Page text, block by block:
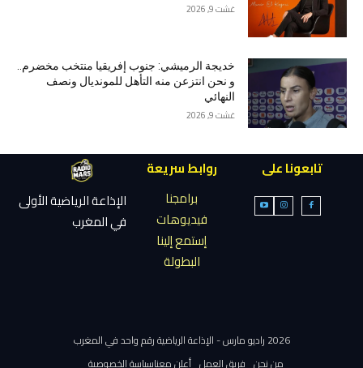
غشت 9, 2026
خديجة الرميشي: جنوب إفريقيا منتخب مخضرم..
و نحن انتزعن منه التأهل للمونديال ونصف
النهائي
غشت 9, 2026
تابعونا على
روابط سريعة
برامجنا
فيديوهات
إستمع إلينا
البطولة
الإذاعة الرياضية الأولى
في المغرب
2026 راديو مارس - الإذاعة الرياضية رقم واحد في المغرب
من نحن فريق العمل أعلن معناسياسة الخصوصية